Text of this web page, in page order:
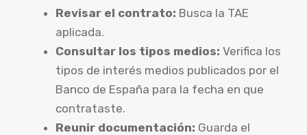
Revisar el contrato: Busca la TAE
aplicada.
Consultar los tipos medios: Verifica los
tipos de interés medios publicados por el
Banco de España para la fecha en que
contrataste.
Reunir documentación: Guarda el